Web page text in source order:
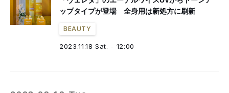
ップタイプが登場 全身用は新処方に刷新
BEAUTY
2023.11.18 Sat. - 12:00